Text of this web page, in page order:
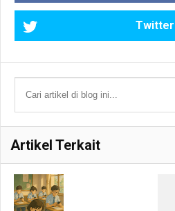
Twitter
Artikel Terkait